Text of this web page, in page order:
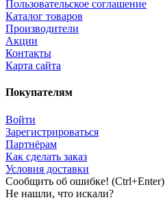
Пользовательское соглашение
Каталог товаров
Производители
Акции
Контакты
Карта сайта
Покупателям
Войти
Зарегистрироваться
Партнёрам
Как сделать заказ
Условия доставки
Сообщить об ошибке! (Ctrl+Enter)
Не нашли, что искали?